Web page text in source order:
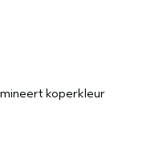
koperkleur